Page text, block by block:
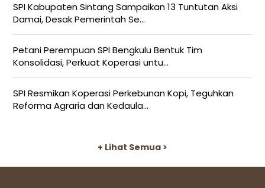
SPI Kabupaten Sintang Sampaikan 13 Tuntutan Aksi
Damai, Desak Pemerintah Se...
Petani Perempuan SPI Bengkulu Bentuk Tim
Konsolidasi, Perkuat Koperasi untu...
SPI Resmikan Koperasi Perkebunan Kopi, Teguhkan
Reforma Agraria dan Kedaula...
+ Lihat Semua >